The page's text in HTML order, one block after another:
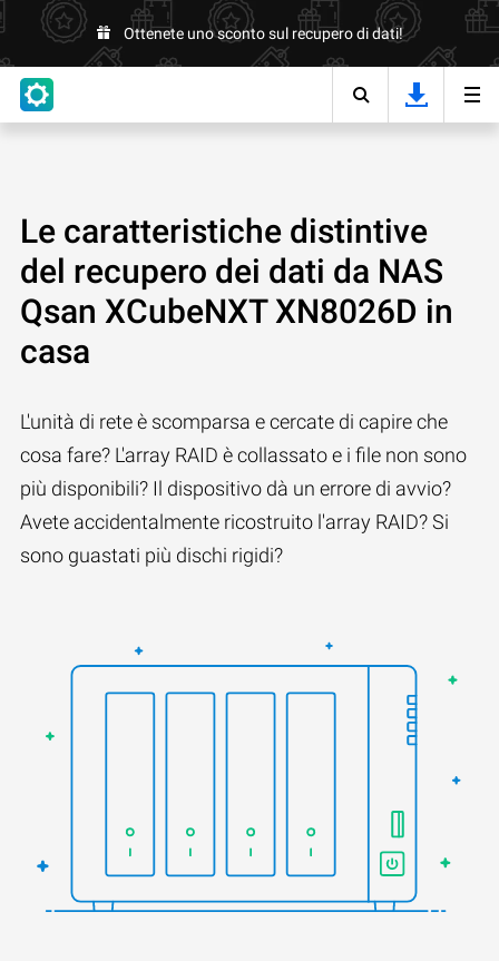
Ottenete uno sconto sul recupero di dati!
Le caratteristiche distintive
del recupero dei dati da NAS
Qsan XCubeNXT XN8026D in
casa
L'unità di rete è scomparsa e cercate di capire che
cosa fare? L'array RAID è collassato e i file non sono
più disponibili? Il dispositivo dà un errore di avvio?
Avete accidentalmente ricostruito l'array RAID? Si
sono guastati più dischi rigidi?